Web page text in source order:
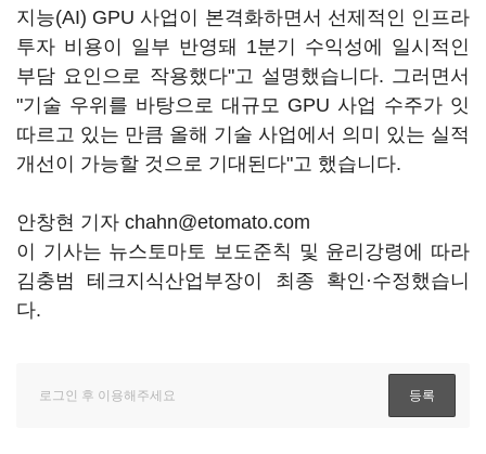
지능(AI) GPU 사업이 본격화하면서 선제적인 인프라
투자 비용이 일부 반영돼 1분기 수익성에 일시적인
부담 요인으로 작용했다"고 설명했습니다. 그러면서
"기술 우위를 바탕으로 대규모 GPU 사업 수주가 잇
따르고 있는 만큼 올해 기술 사업에서 의미 있는 실적
개선이 가능할 것으로 기대된다"고 했습니다.
안창현 기자 chahn@etomato.com
이 기사는 뉴스토마토 보도준칙 및 윤리강령에 따라
김충범 테크지식산업부장이 최종 확인·수정했습니
다.